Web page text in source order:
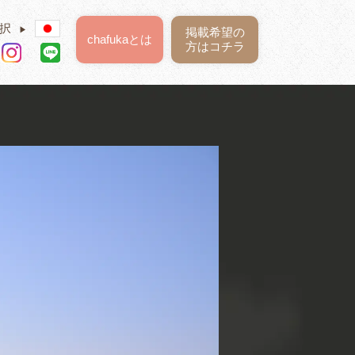
▶
掲載希望の
方はコチラ
chafukaとは